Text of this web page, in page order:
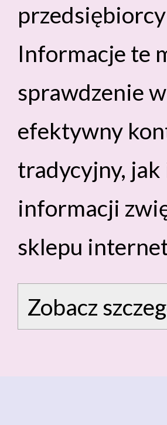
Informacje te
sprawdzenie
efektywny
tradycyjny,
informacji
sklepu
Zobacz